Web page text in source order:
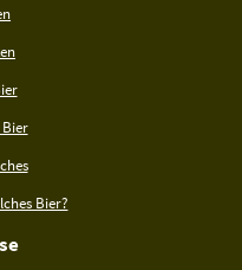
Bier
Bier?